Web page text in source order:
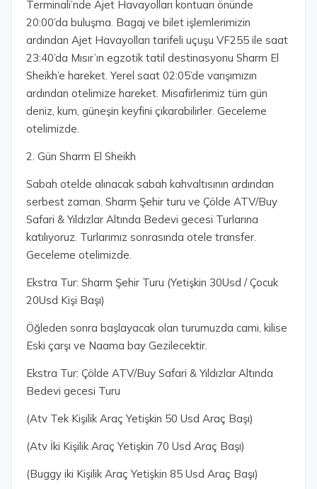
Terminali’nde Ajet Havayolları kontuarı önünde
20:00’da buluşma. Bagaj ve bilet işlemlerimizin
ardından Ajet Havayolları tarifeli uçuşu VF255 ile saat
23:40’da Mısır’ın egzotik tatil destinasyonu Sharm El
Sheikh’e hareket. Yerel saat 02:05’de varışımızın
ardından otelimize hareket. Misafirlerimiz tüm gün
deniz, kum, güneşin keyfini çıkarabilirler. Geceleme
otelimizde.
2. Gün Sharm El Sheikh
Sabah otelde alınacak sabah kahvaltısının ardından
serbest zaman. Sharm Şehir turu ve Çölde ATV/Buy
Safari & Yıldızlar Altında Bedevi gecesi Turlarına
katılıyoruz. Turlarımız sonrasında otele transfer.
Geceleme otelimizde.
Ekstra Tur: Sharm Şehir Turu (Yetişkin 30Usd / Çocuk
20Usd Kişi Başı)
Öğleden sonra başlayacak olan turumuzda cami, kilise
Eski çarşı ve Naama bay Gezilecektir.
Ekstra Tur: Çölde ATV/Buy Safari & Yıldızlar Altında
Bedevi gecesi Turu
(Atv Tek Kişilik Araç Yetişkin 50 Usd Araç Başı)
(Atv İki Kişilik Araç Yetişkin 70 Usd Araç Başı)
(Buggy iki Kişilik Araç Yetişkin 85 Usd Araç Başı)